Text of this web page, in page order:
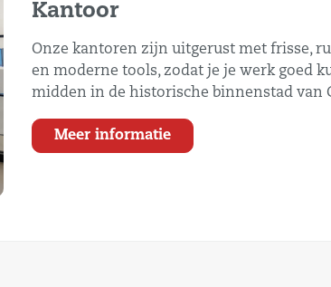
Kantoor
Onze kantoren zijn uitgerust met frisse,
en moderne tools, zodat je je werk goed
midden in de historische binnenstad van
Meer informatie